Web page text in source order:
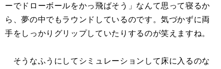
ーでドローボールをかっ飛ばそう」なんて思って寝るか
ら、夢の中でもラウンドしているのです。気づかずに両
手をしっかりグリップしていたりするのが笑えますね。
そうなふうにしてシミュレーションして床に入るのな